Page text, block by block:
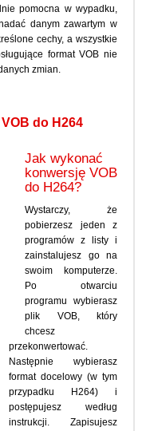
pomocna w wypadku,
danym zawartym w
cechy, a wszystkie
format VOB nie
zmian.
do H264
Jak wykonać
konwersję VOB
do H264?
Wystarczy, że
pobierzesz jeden z
programów z listy i
zainstalujesz go na
swoim komputerze.
Po otwarciu
programu wybierasz
plik VOB, który
chcesz
przekonwertować.
Następnie wybierasz
format docelowy (w tym
przypadku H264) i
postępujesz według
instrukcji. Zapisujesz